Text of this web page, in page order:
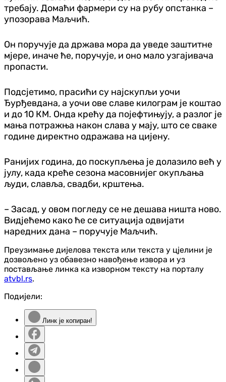
требају. Домаћи фармери су на рубу опстанка –
упозорава Маљчић.
Он поручује да држава мора да уведе заштитне
мјере, иначе ће, поручује, и оно мало узгајивача
пропасти.
Подсјетимо, прасићи су најскупљи уочи
Ђурђевдана, а уочи ове славе килограм је коштао
и до 10 КМ. Онда крећу да појефтињују, а разлог је
мања потражња након слава у мају, што се сваке
године директно одражава на цијену.
Ранијих година, до поскупљења је долазило већ у
јулу, када креће сезона масовнијег окупљања
људи, славља, свадби, крштења.
– Засад, у овом погледу се не дешава ништа ново.
Видјећемо како ће се ситуација одвијати
наредних дана – поручује Маљчић.
Преузимање дијелова текста или текста у цјелини је
дозвољено уз обавезно навођење извора и уз
постављање линка ка изворном тексту на порталу
atvbl.rs.
Подијели:
Линк је копиран!